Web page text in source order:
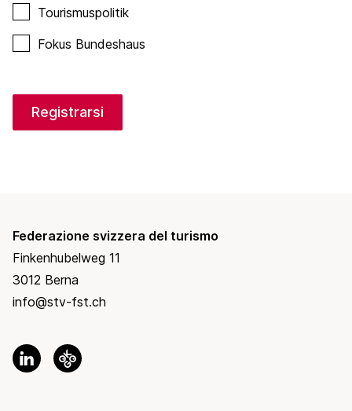
Tourismuspolitik
Fokus Bundeshaus
Registrarsi
Federazione svizzera del turismo
Finkenhubelweg 11
3012 Berna
info@stv-fst.ch